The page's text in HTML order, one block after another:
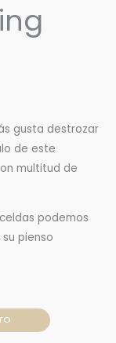
gusta destrozar
de este
multitud de
podemos
pienso